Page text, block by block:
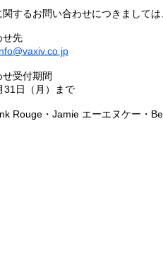
するお問い合わせにつきましては
せ先
せ受付期間
31日（月）まで
Rouge・Jamie エーエヌケー・